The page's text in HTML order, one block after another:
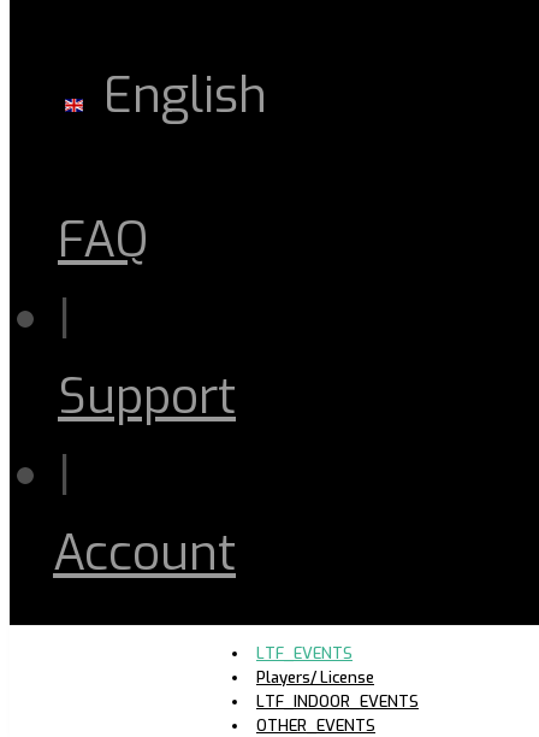
English
FAQ
|
Support
|
Account
LTF_EVENTS
Players/ License
LTF_INDOOR_EVENTS
OTHER_EVENTS